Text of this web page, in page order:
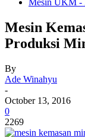
Mesin UKM -
Mesin
Produksi
By
Ade Winahyu
-
October 13, 2016
0
2269